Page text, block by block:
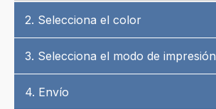
2. Selecciona el color
3. Selecciona el modo de impresión
4. Envío